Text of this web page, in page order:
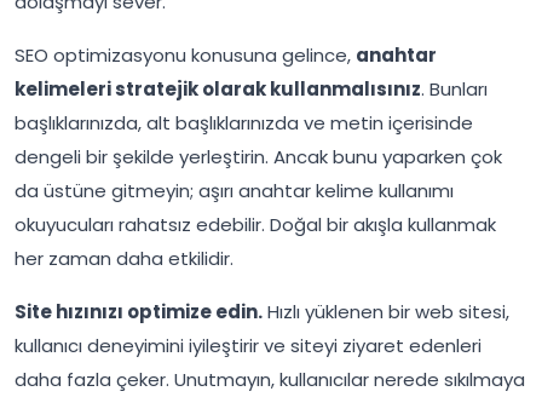
SEO optimizasyonu konusuna gelince, anahtar
kelimeleri stratejik olarak kullanmalısınız. Bunları
başlıklarınızda, alt başlıklarınızda ve metin içerisinde
dengeli bir şekilde yerleştirin. Ancak bunu yaparken çok
da üstüne gitmeyin; aşırı anahtar kelime kullanımı
okuyucuları rahatsız edebilir. Doğal bir akışla kullanmak
her zaman daha etkilidir.
Site hızınızı optimize edin.Hızlı yüklenen bir web sitesi,
kullanıcı deneyimini iyileştirir ve siteyi ziyaret edenleri
daha fazla çeker. Unutmayın, kullanıcılar nerede sıkılmaya